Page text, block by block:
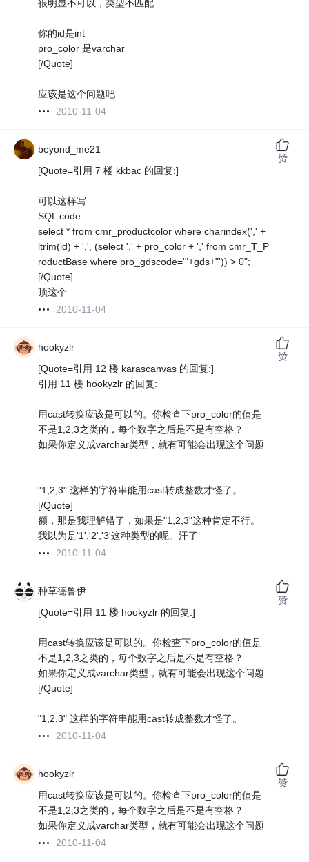
很明显不可以，类型不匹配
你的id是int
pro_color 是varchar
[/Quote]
应该是这个问题吧
2010-11-04
beyond_me21
[Quote=引用 7 楼 kkbac 的回复:]
可以这样写.
SQL code
select * from cmr_productcolor where charindex(',' +
ltrim(id) + ',', (select ',' + pro_color + ',' from cmr_T_P
roductBase where pro_gdscode='"+gds+"')) > 0";
[/Quote]
顶这个
2010-11-04
赞
hookyzlr
[Quote=引用 12 楼 karascanvas 的回复:]
引用 11 楼 hookyzlr 的回复:
用cast转换应该是可以的。你检查下pro_color的值是
不是1,2,3之类的，每个数字之后是不是有空格？
如果你定义成varchar类型，就有可能会出现这个问题
"1,2,3" 这样的字符串能用cast转成整数才怪了。
[/Quote]
额，那是我理解错了，如果是"1,2,3"这种肯定不行。
我以为是'1','2','3'这种类型的呢。汗了
2010-11-04
赞
种草德鲁伊
[Quote=引用 11 楼 hookyzlr 的回复:]
用cast转换应该是可以的。你检查下pro_color的值是
不是1,2,3之类的，每个数字之后是不是有空格？
如果你定义成varchar类型，就有可能会出现这个问题
[/Quote]
"1,2,3" 这样的字符串能用cast转成整数才怪了。
2010-11-04
赞
hookyzlr
用cast转换应该是可以的。你检查下pro_color的值是
不是1,2,3之类的，每个数字之后是不是有空格？
如果你定义成varchar类型，就有可能会出现这个问题
2010-11-04
赞